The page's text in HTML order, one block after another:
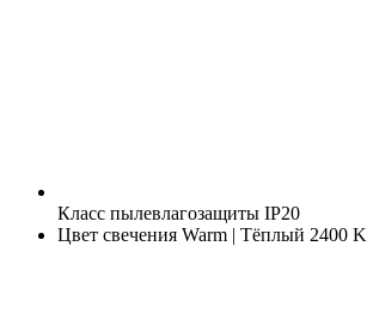
Класс пылевлагозащиты IP20
Цвет свечения Warm | Тёплый 2400 K